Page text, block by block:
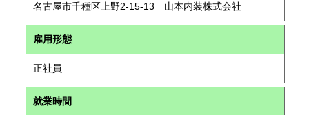
名古屋市千種区上野2-15-13 山本内装株式会社
雇用形態
正社員
就業時間